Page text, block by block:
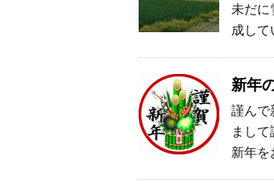
未だに
成し
新年
謹んで
まし
新年